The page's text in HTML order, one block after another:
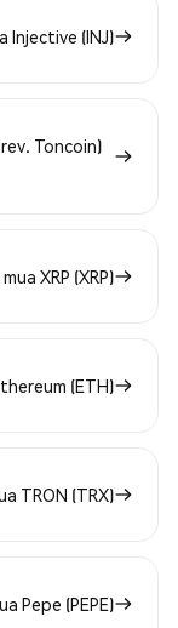
Injective (INJ)
Toncoin)
XRP (XRP)
(ETH)
TRON (TRX)
Pepe (PEPE)